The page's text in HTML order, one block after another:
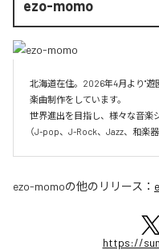
ezo-momo
北海道在住。2026年4月より"
楽曲制作をしています。
世界進出を目指し、様々な音楽
（J-pop、J-Rock、Jazz、和楽器
ezo-momoの他のリリース：
https://